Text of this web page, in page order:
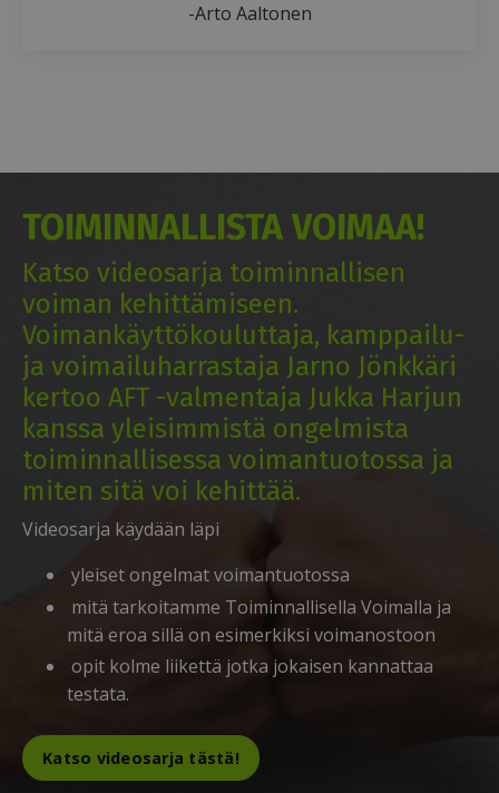
-Arto Aaltonen
TOIMINNALLISTA VOIMAA!
Katso videosarja toiminnallisen
voiman kehittämiseen.
Voimankäyttökouluttaja, kamppailu-
ja voimailuharrastaja Jarno Jönkkäri
kertoo AFT -valmentaja Jukka Harjun
kanssa yleisimmistä ongelmista
toiminnallisessa voimantuotossa ja
miten sitä voi kehittää.
Videosarja käydään läpi
yleiset ongelmat voimantuotossa
mitä tarkoitamme Toiminnallisella Voimalla ja
mitä eroa sillä on esimerkiksi voimanostoon
opit kolme liikettä jotka jokaisen kannattaa
testata.
Katso videosarja tästä!